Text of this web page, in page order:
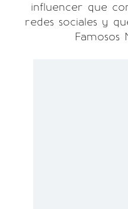
influencer que
redes sociales y
Famosos